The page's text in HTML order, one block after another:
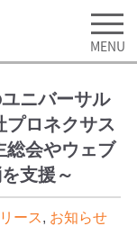
ニバーサル
プロネクサス
総会やウェブ
支援～
ース, お知らせ